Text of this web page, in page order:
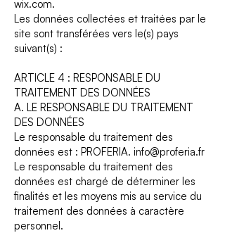
wix.com.
Les données collectées et traitées par le
site sont transférées vers le(s) pays
suivant(s) :
ARTICLE 4 : RESPONSABLE DU
TRAITEMENT DES DONNÉES
A. LE RESPONSABLE DU TRAITEMENT
DES DONNÉES
Le responsable du traitement des
données est : PROFERIA. info@proferia.fr
Le responsable du traitement des
données est chargé de déterminer les
finalités et les moyens mis au service du
traitement des données à caractère
personnel.